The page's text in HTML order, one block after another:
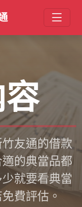
友通的借款
的典當品都
就要看典當
費評估。